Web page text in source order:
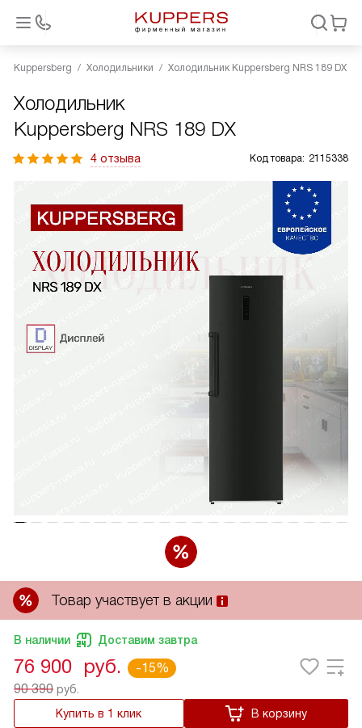
Kuppersberg Холодильники Холодильник Kuppersberg NRS 189 DX
Холодильник
Kuppersberg NRS 189 DX
4 отзыва Код товара: 2115338
Товар участвует в акции
В наличии Доставим завтра
76 900 руб.
-15%
90 390 руб.
Купить в 1 клик
В корзину